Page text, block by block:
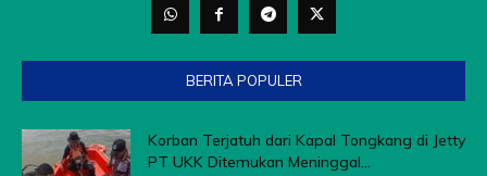
BERITA POPULER
Korban Terjatuh dari Kapal Tongkang di Jetty
PT UKK Ditemukan Meninggal...